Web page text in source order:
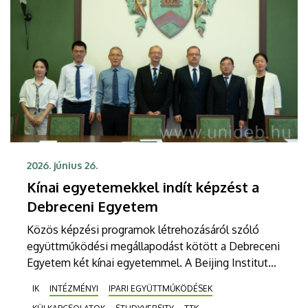
készüljenek fel az agrárium jövőbeli kihívásaira.
2026. június 26.
Kínai egyetemekkel indít képzést a
Debreceni Egyetem
Közös képzési programok létrehozásáról szóló
együttműködési megállapodást kötött a Debreceni
Egyetem két kínai egyetemmel. A Beijing Institute
Technology (ECUT) vezetőivel csütörtökön írták alá
IK INTÉZMÉNYI
IPARI EGYÜTTMŰKÖDÉSEK